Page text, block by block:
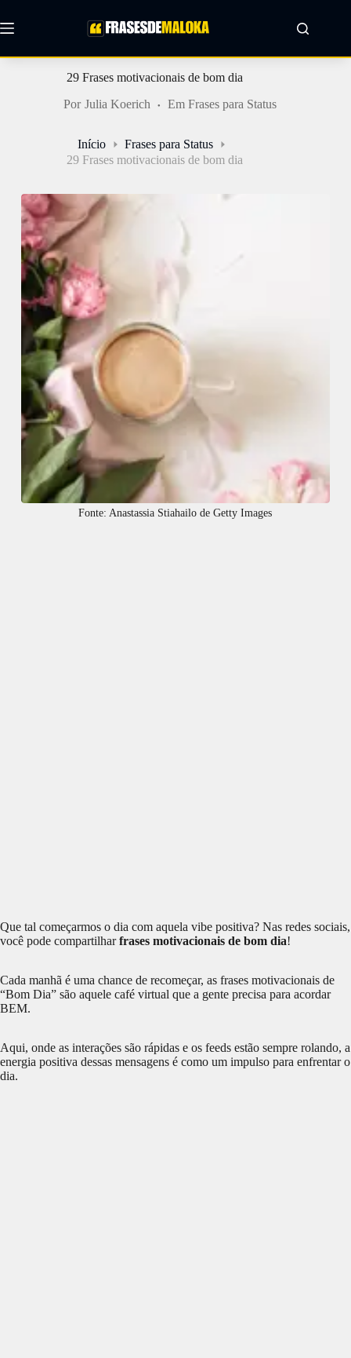
para
o
29 Frases motivacionais de bom dia
Por Julia Koerich Em Frases para Status
Início
Frases para Status
29 Frases motivacionais de bom dia
Fonte: Anastassia Stiahailo de Getty Images
Que tal começarmos o dia com aquela vibe positiva? Nas redes sociais,
você pode compartilharfrases motivacionais de bom dia!
Cada manhã é uma chance de recomeçar, as frases motivacionais de
“Bom Dia” são aquele café virtual que a gente precisa para acordar
BEM.
Aqui, onde as interações são rápidas e os feeds estão sempre rolando, a
energia positiva dessas mensagens é como um impulso para enfrentar o
dia.